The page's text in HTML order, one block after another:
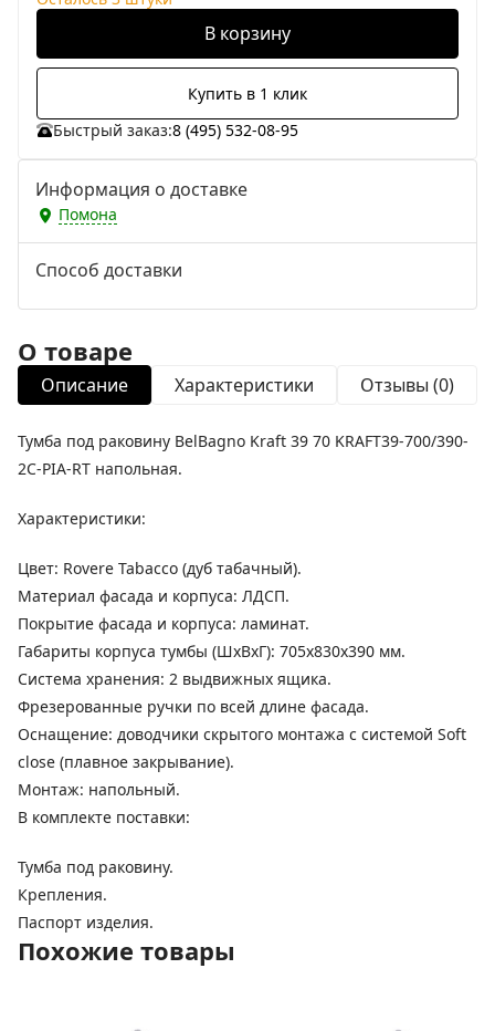
В корзину
Купить в 1 клик
Быстрый заказ:8 (495) 532-08-95
Информация о доставке
Помона
Способ доставки
О товаре
Описание Характеристики Отзывы (0)
Тумба под раковину BelBagno Kraft 39 70 KRAFT39-700/390-
2C-PIA-RT напольная.
Характеристики:
Цвет: Rovere Tabacco (дуб табачный).
Материал фасада и корпуса: ЛДСП.
Покрытие фасада и корпуса: ламинат.
Габариты корпуса тумбы (ШхВхГ): 705х830х390 мм.
Система хранения: 2 выдвижных ящика.
Фрезерованные ручки по всей длине фасада.
Оснащение: доводчики скрытого монтажа с системой Soft
close (плавное закрывание).
Монтаж: напольный.
В комплекте поставки:
Тумба под раковину.
Крепления.
Паспорт изделия.
Похожие товары